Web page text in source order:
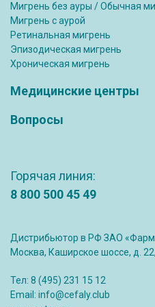
Мигрень без ауры / Обычная
Мигрень с аурой
Ретинальная мигрень
Эпизодическая мигрень
Хроническая мигрень
Медицинские центры
Вопросы
Горячая линия:
8 800 500 45 49
Дистрибьютор в РФ ЗАО
Москва, Каширское шоссе, д.
Тел: 8 (495) 231 15 12
Email: info@cefaly.club